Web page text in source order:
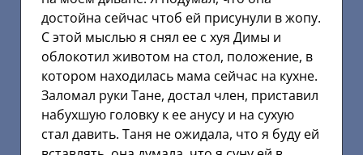
достойна сейчас чтоб ей присунули в жопу.
С этой мыслью я снял ее с хуя Димы и
облокотил животом на стол, положение, в
котором находилась мама сейчас на кухне.
Заломал руки Тане, достал член, приставил
набухшую головку к ее анусу и на сухую
стал давить. Таня не ожидала, что я буду ей